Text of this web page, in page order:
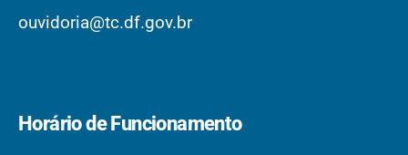
ouvidoria@tc.df.gov.br
Horário de Funcionamento